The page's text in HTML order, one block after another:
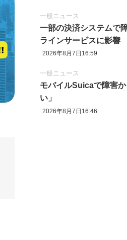
一般ニュース
一部の決済システムで
ラインサービスに影響
2026年8月7日16:59
一般ニュース
モバイルSuicaで障害
い」
2026年8月7日16:46